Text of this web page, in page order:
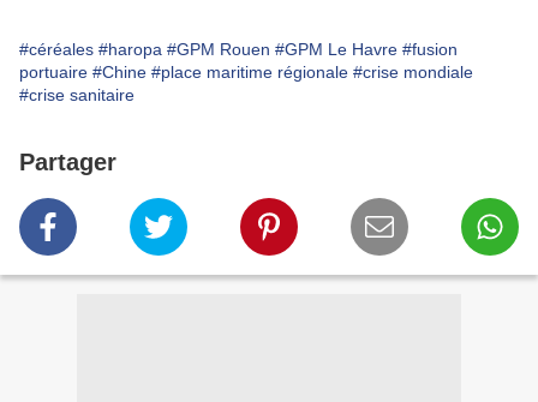
#céréales #haropa #GPM Rouen #GPM Le Havre #fusion
portuaire #Chine #place maritime régionale #crise mondiale
#crise sanitaire
Partager